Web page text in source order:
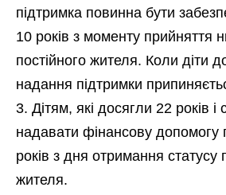
підтримка повинна бути
10 років з моменту прийняття
постійного жителя. Коли діти
надання підтримки
Дітям, які досягли 22 років
надавати фінансову допомогу
років з дня отримання статусу
жителя.